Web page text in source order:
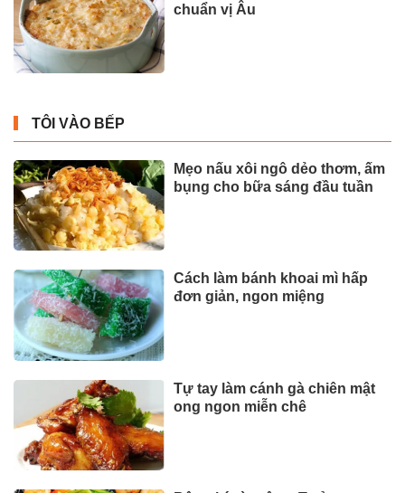
chuẩn vị Âu
TÔI VÀO BẾP
Mẹo nấu xôi ngô dẻo thơm, ấm
bụng cho bữa sáng đầu tuần
Cách làm bánh khoai mì hấp
đơn giản, ngon miệng
Tự tay làm cánh gà chiên mật
ong ngon miễn chê